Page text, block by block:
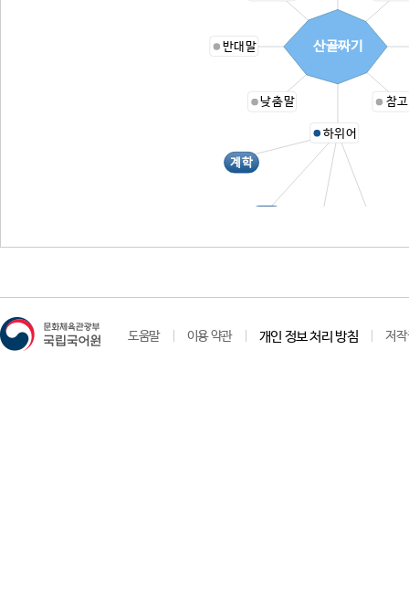
참
계학
하위어
낮춤말
반대말 산골짜기
도움말 이용 약관 개인 정보 처리 방침 저